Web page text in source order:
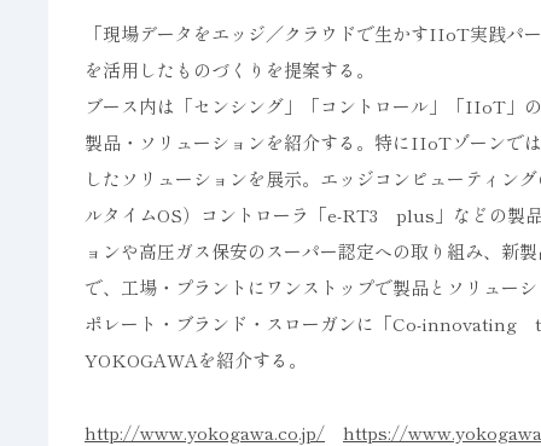
「現場データをエッジ／クラウドで生かすIIoT実践
を活用したものづくりを提案する。
ブース内は「センシング」「コントロール」「IIoT」
製品・ソリューションを紹介する。特にIIoTゾーンで
したソリューションを展示。エッジコンピューティ
ルタイムOS）コントローラ「e-RT3 plus」などの製
ョンや高圧ガス保安のスーパー認定への取り組み、新
で、工場・プラントにワンストップで製品とソリュー
ポレート・ブランド・スローガンに「Co-innovating
YOKOGAWAを紹介する。
http://www.yokogawa.co.jp/ https://